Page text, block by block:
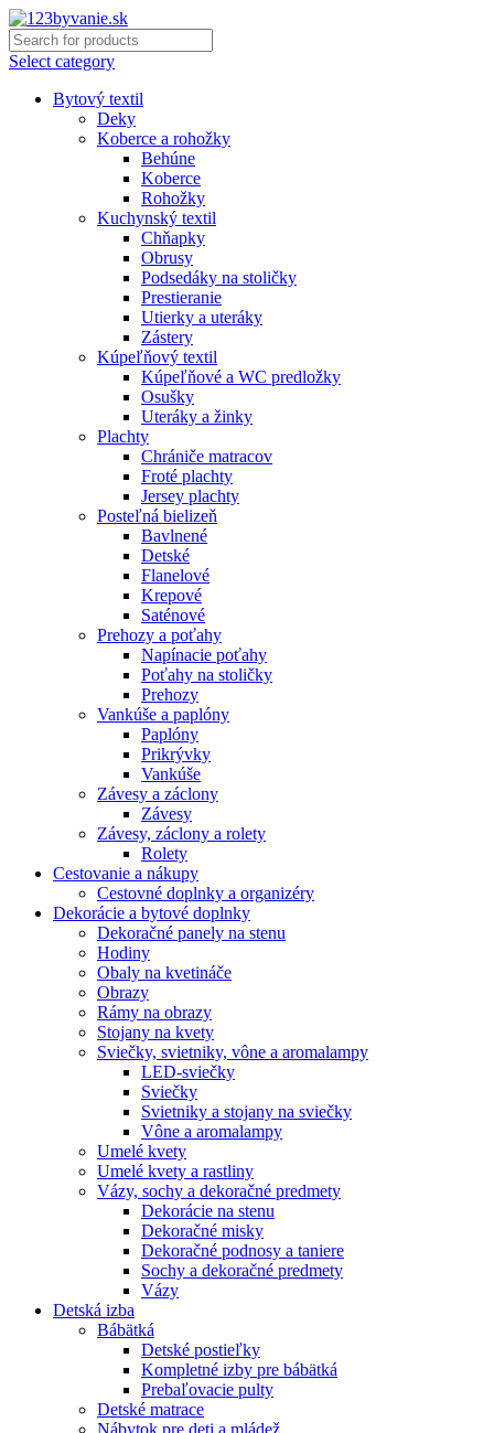
Select category
Bytový textil
Deky
Koberce a rohožky
Behúne
Koberce
Rohožky
Kuchynský textil
Chňapky
Obrusy
Podsedáky na stoličky
Prestieranie
Utierky a uteráky
Zástery
Kúpeľňový textil
Kúpeľňové a WC predložky
Osušky
Uteráky a žinky
Plachty
Chrániče matracov
Froté plachty
Jersey plachty
Posteľná bielizeň
Bavlnené
Detské
Flanelové
Krepové
Saténové
Prehozy a poťahy
Napínacie poťahy
Poťahy na stoličky
Prehozy
Vankúše a paplóny
Paplóny
Prikrývky
Vankúše
Závesy a záclony
Závesy
Závesy, záclony a rolety
Rolety
Cestovanie a nákupy
Cestovné doplnky a organizéry
Dekorácie a bytové doplnky
Dekoračné panely na stenu
Hodiny
Obaly na kvetináče
Obrazy
Rámy na obrazy
Stojany na kvety
Sviečky, svietniky, vône a aromalampy
LED-sviečky
Sviečky
Svietniky a stojany na sviečky
Vône a aromalampy
Umelé kvety
Umelé kvety a rastliny
Vázy, sochy a dekoračné predmety
Dekorácie na stenu
Dekoračné misky
Dekoračné podnosy a taniere
Sochy a dekoračné predmety
Vázy
Detská izba
Bábätká
Detské postieľky
Kompletné izby pre bábätká
Prebaľovacie pulty
Detské matrace
Nábytok pre deti a mládež